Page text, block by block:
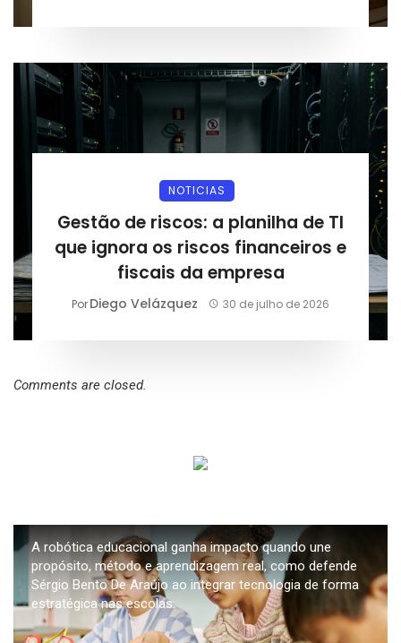
NOTICIAS
Gestão de riscos: a planilha de TI
que ignora os riscos financeiros e
fiscais da empresa
PorDiego Velázquez 30 de julho de 2026
Comments are closed.
A robótica educacional ganha impacto quando une
propósito, método e aprendizagem real, como defende
Sérgio Bento De Araújo ao integrar tecnologia de forma
estratégica nas escolas.